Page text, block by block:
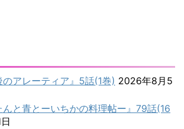
のアレーティア』5話(1巻) 2026年8月5
んと青とーいちかの料理帖ー』79話(16